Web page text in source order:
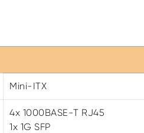
Mini-ITX
4х 1000BASE-T RJ45
1x 1G SFP